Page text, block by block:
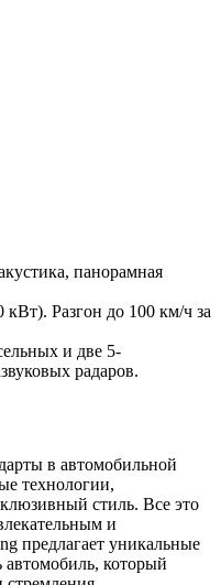
панорамная
Разгон до 100 км/ч за
и две 5-
радаров.
в автомобильной
технологии,
стиль. Все это
и
предлагает уникальные
который